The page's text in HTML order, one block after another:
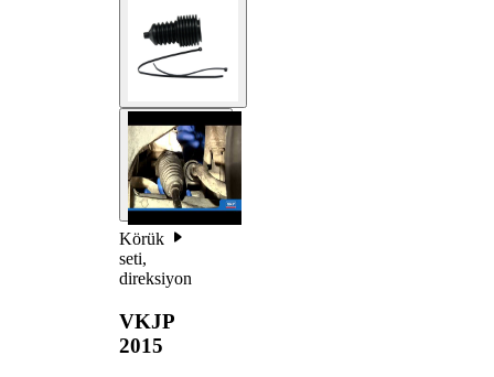
Körük
seti,
direksiyon
VKJP
2015